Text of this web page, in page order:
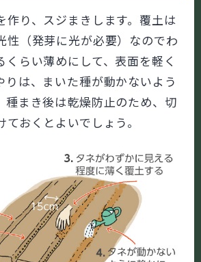
作り、スジまきします。覆土は
性（発芽に光が必要）なのでわ
くらい薄めにして、表面を軽く
りは、まいた種が動かないよう
種まき後は乾燥防止のため、切
おくとよいでしょう。